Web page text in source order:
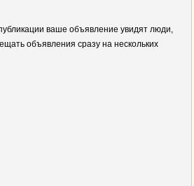
ваше объявление увидят люди,
объявления сразу на нескольких